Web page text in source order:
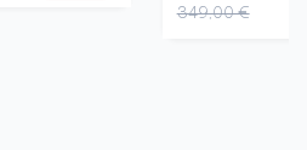
349,00 €